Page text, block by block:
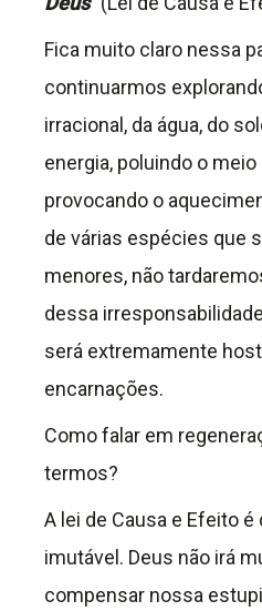
Fica muito claro nessa
continuarmos
irracional, da água, do
energia, poluindo o
provocando o
de várias espécies que
menores, não
dessa
será extremamente
encarnações.
Como falar em
termos?
A lei de Causa e Efeito é
imutável. Deus não irá
compensar nossa